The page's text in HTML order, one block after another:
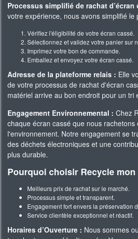
Processus simplifié de rachat d’écran
votre expérience, nous avons simplifié le
Vérifiez l'éligibilité de votre écran cassé.
Sélectionnez et validez votre panier sur
Imprimez votre bon de commande.
Emballez et envoyez votre écran cassé.
Adresse de la plateforme relais : Elle
de votre processus de rachat d'écran
matériel arrive au bon endroit pour un tri
Engagement Environnemental : Chez
chaque écran cassé que nous
l'environnement. Notre engagement se
des déchets électroniques et une
plus durable.
Pourquoi choisir Recycle mon
Meilleurs prix de rachat sur le marché.
Processus simple et transparent.
Engagement fort envers la préservation
Service clientèle exceptionnel et réactif.
Horaires d’Ouverture : Nous sommes